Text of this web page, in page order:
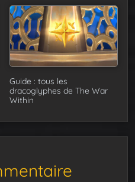
Guide : tous les
dracoglyphes de The War
Within